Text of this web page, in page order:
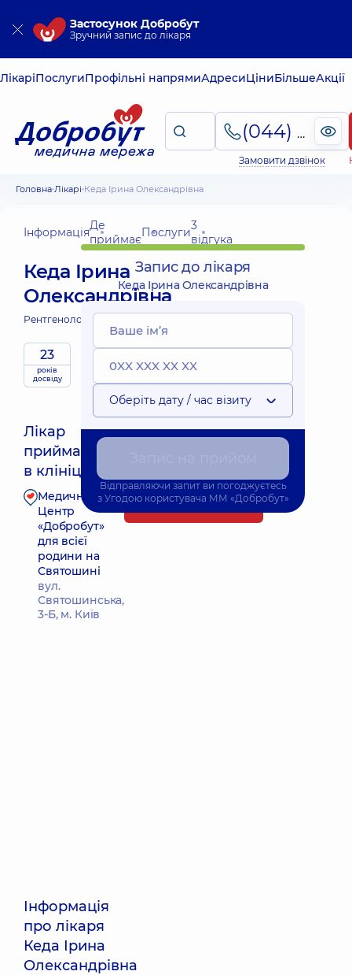
Застосунок Добробут
Зручний запис до лікаря
ЛікаріПослугиПрофільні напрямиАдресиЦіниБільшеАкції
(044) 495-2-888
Замовити дзвінок
Головна Лікарі Кеда Ірина Олександрівна
ІнформаціяДе
приймаєПослуги3
відгука
Кеда Ірина
Олександрівна
Рентгенолог;
23
років
досвіду
Лікар
приймає
в клініці
Медичний
Центр
«Добробут»
для всієї
родини на
Святошині
вул.
Святошинська,
3-Б, м. Київ
Запис до лікаря
Інформація
про лікаря
Кеда Ірина
Олександрівна
Запис до лікаря
Кеда Ірина Олександрівна
Оберіть дату / час візиту
Відправляючи запит ви погоджуєтесь
з Угодою користувача ММ «Добробут»